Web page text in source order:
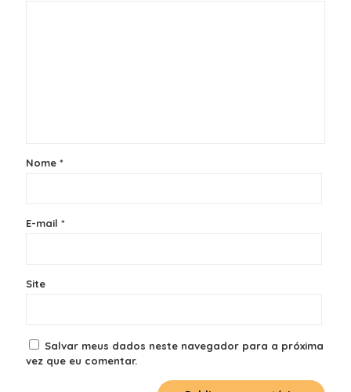
Nome *
E-mail *
Site
Salvar meus dados neste navegador para a próxima
vez que eu comentar.